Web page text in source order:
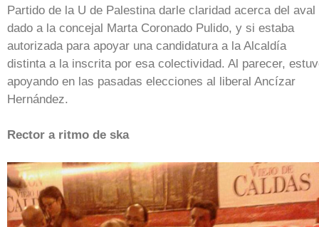
Partido de la U de Palestina darle claridad acerca del aval
dado a la concejal Marta Coronado Pulido, y si estaba
autorizada para apoyar una candidatura a la Alcaldía
distinta a la inscrita por esa colectividad. Al parecer,
apoyando en las pasadas elecciones al liberal Ancízar
Hernández.
Rector a ritmo de ska